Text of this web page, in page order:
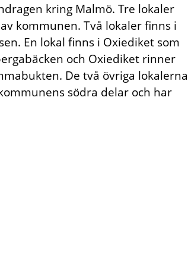
kring Malmö. Tre lokaler
kommunen. Två lokaler finns i
En lokal finns i Oxiediket som
och Oxiediket rinner
De två övriga lokalerna
södra delar och har